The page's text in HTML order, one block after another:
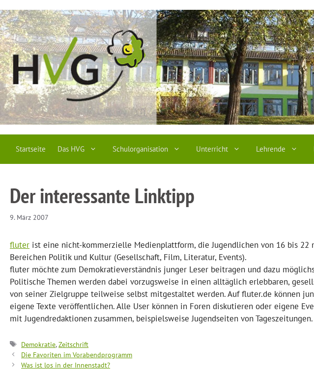
Inhalt
springen
Startseite Das HVG Schulorganisation Unterricht Lehrende
Der interessante Linktipp
9. März 2007
fluter ist eine nicht-kommerzielle Medienplattform, die Jugendlichen von 16 bis 22
Bereichen Politik und Kultur (Gesellschaft, Film, Literatur, Events).
fluter möchte zum Demokratieverständnis junger Leser beitragen und dazu
Politische Themen werden dabei vorzugsweise in einen alltäglich erlebbaren,
von seiner Zielgruppe teilweise selbst mitgestaltet werden. Auf fluter.de können
eigene Texte veröffentlichen. Alle User können in Foren diskutieren oder eigene
mit Jugendredaktionen zusammen, beispielsweise Jugendseiten von
Schlagwörter
Demokratie,Zeitschrift
Die Favoriten im Vorabendprogramm
Was ist los in der Innenstadt?